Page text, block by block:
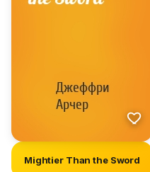
Mightier Than the Sword